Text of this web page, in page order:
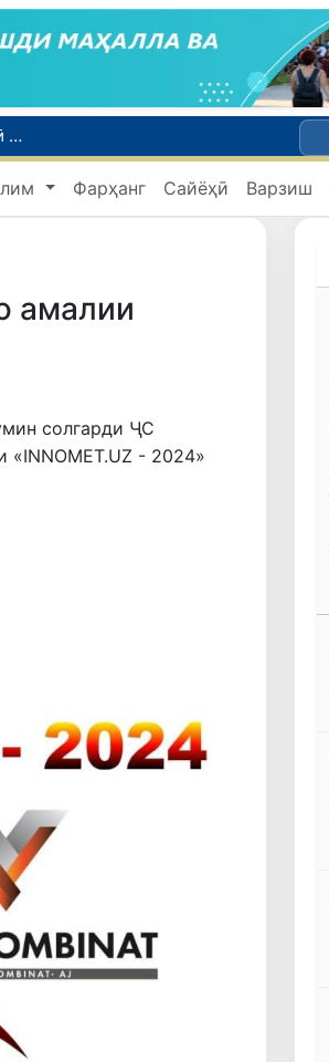
Тошканд ба баргузории чемпионати Осиё оид ба вазнабардорӣ омодагӣ мебинад
Шаҳрвандони Ӯзбекистон метавонанд дар доираи барномаи H-2A ба корҳои мавсимии кишоварзӣ дар ИМА сафарбар шаванд
Намояндагии Агентии муҳоҷират дар Москва моҳи июл ба зиёда аз 1,8 ҳазор шаҳрванди Ӯзбекистон кумак расонд
Фарҳанг Сайёҳӣ Варзиш
амалии
солгарди ҶС
- 2024»